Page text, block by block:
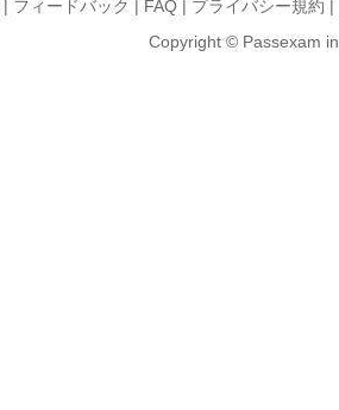
| フィードバック | FAQ | プライバシー規約 |
Copyright © Passexam